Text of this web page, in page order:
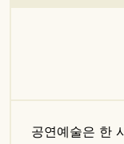
공연예술은 한